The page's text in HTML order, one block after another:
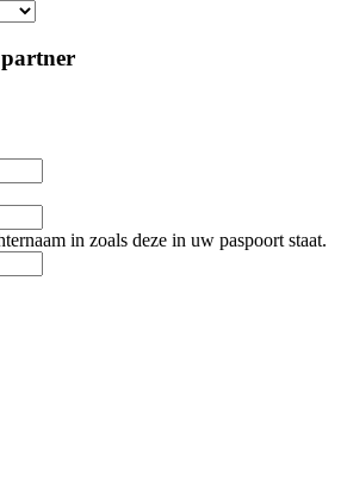
partner
in zoals deze in uw paspoort staat.